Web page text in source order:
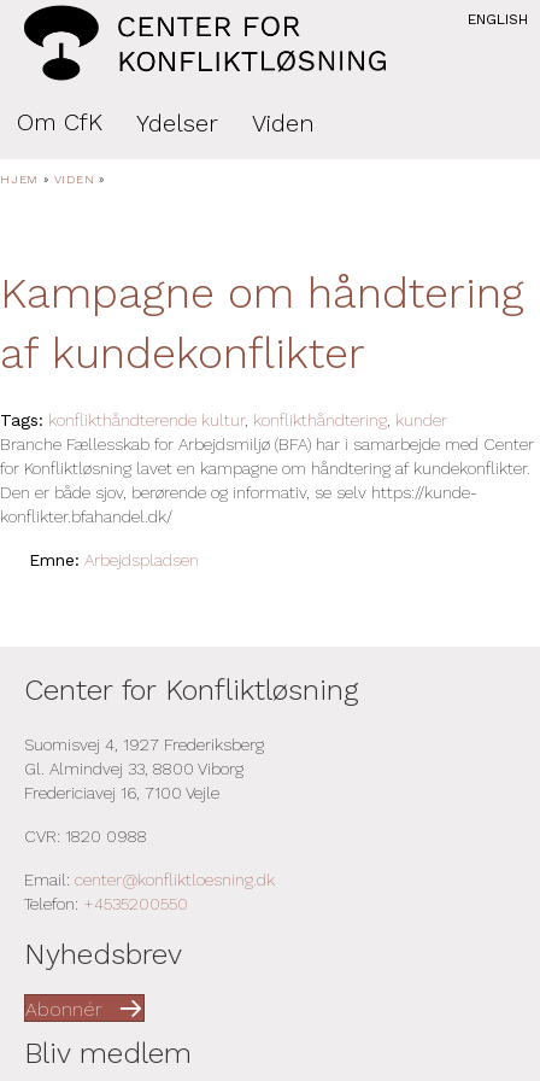
ENGLISH
Om CfK Ydelser Viden
HJEM » VIDEN »
Kampagne om håndtering
af kundekonflikter
Tags: konflikthåndterende kultur, konflikthåndtering kunder
Branche Fællesskab for Arbejdsmiljø (BFA) har i samarbejde med Center
for Konfliktløsning lavet en kampagne om håndtering af kundekonflikter.
Den er både sjov, berørende og informativ, se selv https://kunde-
konflikter.bfahandel.dk/
Emne: Arbejdspladsen
Center for Konfliktløsning
Suomisvej 4, 1927 Frederiksberg
Gl. Almindvej 33, 8800 Viborg
Fredericiavej 16, 7100 Vejle
CVR: 1820 0988
Email: center@konfliktloesning.dk
Telefon: +4535200550
Nyhedsbrev
Abonnér
Bliv medlem